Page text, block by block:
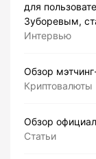
для
Зуборевым,
Интервью
Обзор
Криптовалюты
Обзор
Статьи